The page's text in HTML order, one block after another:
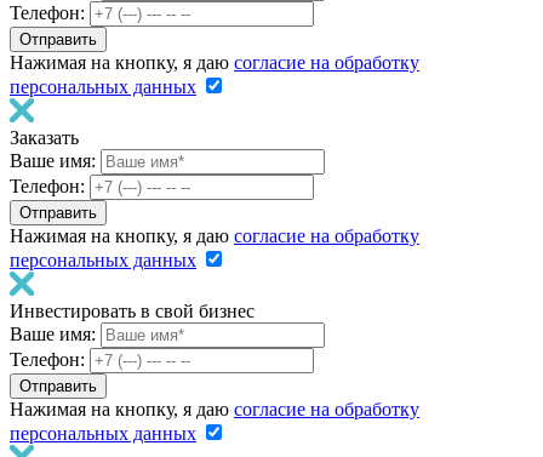
Телефон:
Нажимая на кнопку, я даю согласие на обработку
персональных данных
Заказать
Ваше имя:
Телефон:
Нажимая на кнопку, я даю согласие на обработку
персональных данных
Инвестировать в свой бизнес
Ваше имя:
Телефон:
Нажимая на кнопку, я даю согласие на обработку
персональных данных